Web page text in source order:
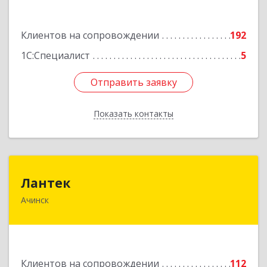
Клиентов на сопровождении
192
1С:Специалист
5
Отправить заявку
Показать контакты
Отправить заявку
Назад
Лантек
Ачинск
Клиентов на сопровождении 112